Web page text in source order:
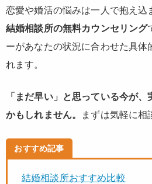
恋愛や婚活の悩みは一人で抱え込
結婚相談所の無料カウンセリング
ーがあなたの状況に合わせた具体
れます。
「まだ早い」と思っている今が
かもしれません。
まずは気軽に相
おすすめ記事
結婚相談所おすすめ比較